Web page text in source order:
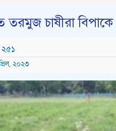
তরমুজ চাষীরা বিপাকে
২৫১
২০২৩